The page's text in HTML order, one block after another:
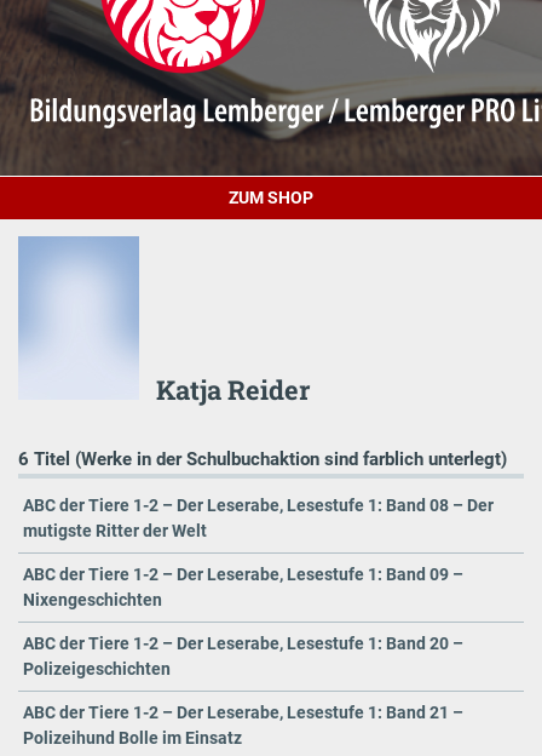
ZUM SHOP
Katja Reider
6 Titel (Werke in der Schulbuchaktion sind farblich unterlegt)
ABC der Tiere 1-2 – Der Leserabe, Lesestufe 1: Band 08 – Der
mutigste Ritter der Welt
ABC der Tiere 1-2 – Der Leserabe, Lesestufe 1: Band 09 –
Nixengeschichten
ABC der Tiere 1-2 – Der Leserabe, Lesestufe 1: Band 20 –
Polizeigeschichten
ABC der Tiere 1-2 – Der Leserabe, Lesestufe 1: Band 21 –
Polizeihund Bolle im Einsatz